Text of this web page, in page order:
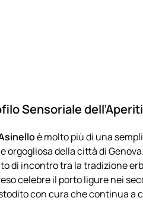
Sensoriale
è molto più di una
orgogliosa della città di
di incontro tra la tradizione
celebre il porto ligure nei
con cura che continua a